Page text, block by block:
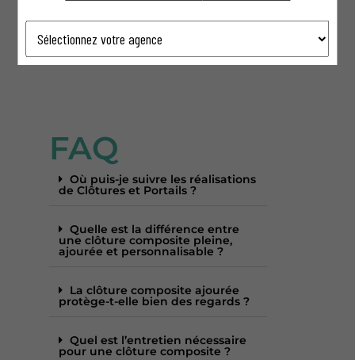
clôture composite adapté à votre projet extérieur.
FAQ
Où puis-je suivre les réalisations
de Clôtures et Portails ?
Quelle est la différence entre
une clôture composite pleine,
ajourée et personnalisable ?
La clôture composite ajourée
protège-t-elle bien des regards ?
Quel est l’entretien nécessaire
pour une clôture composite ?